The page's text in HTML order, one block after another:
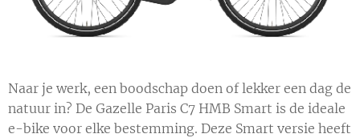
Naar je werk, een boodschap doen of lekker een dag de
natuur in? De Gazelle Paris C7 HMB Smart is de ideale
e-bike voor elke bestemming. Deze Smart versie heeft